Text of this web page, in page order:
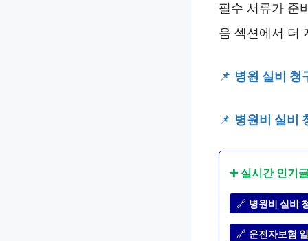
필수 서류가 준
음 섹션에서 더
📌 병원 실비 청
📌 병원비 실비
➕ 실시간 인기
🔗 병원비 실비
🔗 운전자보험